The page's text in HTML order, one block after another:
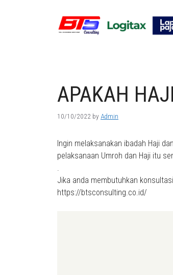
APAKAH
10/10/2022 by Admin
Ingin melaksanakan ibadah Haji
pelaksanaan Umroh dan Haji itu
Jika anda membutuhkan
https://btsconsulting.co.id/